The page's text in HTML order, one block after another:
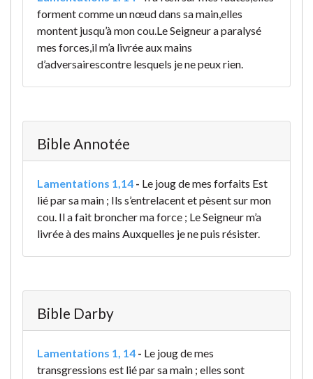
forment comme un nœud dans sa main,elles
montent jusqu’à mon cou.Le Seigneur a paralysé
mes forces,il m’a livrée aux mains
d’adversairescontre lesquels je ne peux rien.
Bible Annotée
Lamentations 1,14 - Le joug de mes forfaits Est
lié par sa main ; Ils s’entrelacent et pèsent sur mon
cou. Il a fait broncher ma force ; Le Seigneur m’a
livrée à des mains Auxquelles je ne puis résister.
Bible Darby
Lamentations 1, 14 - Le joug de mes
transgressions est lié par sa main ; elles sont